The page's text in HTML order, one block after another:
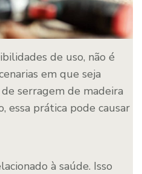
de uso, não é
em que seja
serragem de madeira
essa prática pode causar
à saúde. Isso